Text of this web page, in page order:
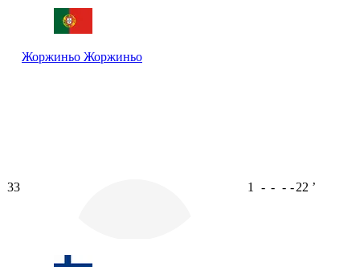
Жоржиньо Жоржиньо
33 1 - - - -22 ʼ